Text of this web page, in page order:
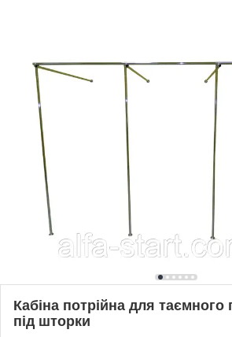
Кабіна потрійна для таємного
під шторки